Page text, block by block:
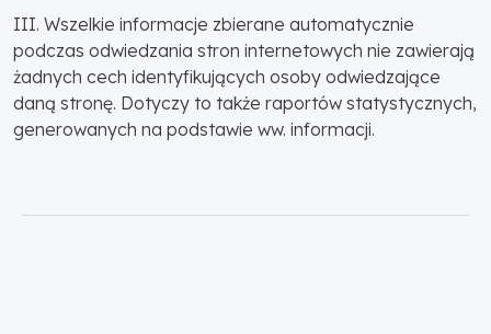
III. Wszelkie informacje zbierane automatycznie
podczas odwiedzania stron internetowych nie zawierają
żadnych cech identyfikujących osoby odwiedzające
daną stronę. Dotyczy to także raportów statystycznych,
generowanych na podstawie ww. informacji.